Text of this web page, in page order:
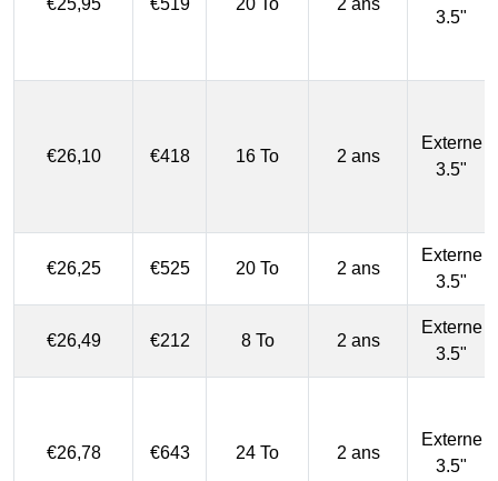
3.5"
€26,10 €418 16 To 2 ans
Externe
3.5"
€26,25 €525 20 To 2 ans
Externe
3.5"
€26,49 €212 8 To 2 ans
Externe
3.5"
€26,78 €643 24 To 2 ans
Externe
3.5"